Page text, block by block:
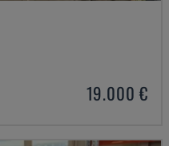
19.000 €